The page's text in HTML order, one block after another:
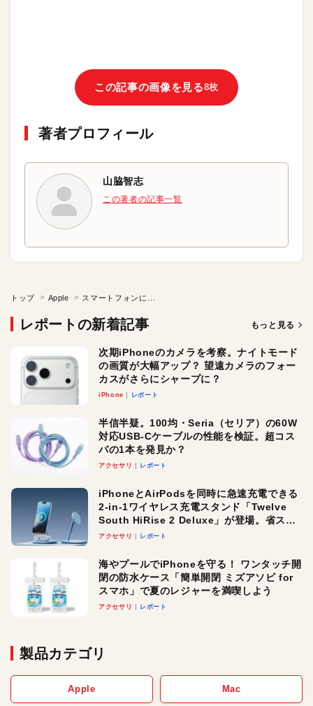
この記事の画像を見る8枚
著者プロフィール
山脇智志
この著者の記事一覧
トップ Apple
レポートの新着記事 もっと見る
次期iPhoneのカメラを考察。ナイトモード
の画質が大幅アップ？ 望遠カメラのフォー
カスがさらにシャープに？
iPhone レポート
半信半疑。100均・Seria（セリア）の60W
対応USB-Cケーブルの性能を検証。超コス
パの1本を発見か？
アクセサリ レポート
iPhoneとAirPodsを同時に急速充電できる
2-in-1ワイヤレス充電スタンド「Twelve
South HiRise 2 Deluxe」が登場。省スペ
ースでおしゃれに充電したい人にオスス
アクセサリ レポート
海やプールでiPhoneを守る！ ワンタッチ開
閉の防水ケース「簡単開閉 ミズアソビ for
スマホ」で夏のレジャーを満喫しよう
アクセサリ レポート
製品カテゴリ
Apple Mac